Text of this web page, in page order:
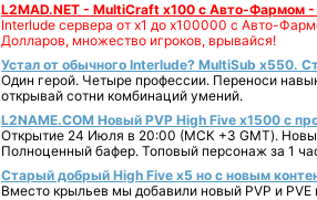
L2MAD.NET - MultiCraft x100 с Авто-Фармом
Interlude сервера от х1 до х100000 с Авто-
Долларов, множество игроков, врывайся!
Устал от обычного Interlude? MultiSub x550.
Один герой. Четыре профессии. Переноси
открывай сотни комбинаций умений.
L2NAME.COM Новый PVP High Five x1500 с
Открытие 24 Июля в 20:00 (МСК +3 GMT).
Полноценный бафер. Топовый персонаж за 1
Старый добрый High Five x5 но с новым
Вместо крыльев мы добавили новый PVP и PVE